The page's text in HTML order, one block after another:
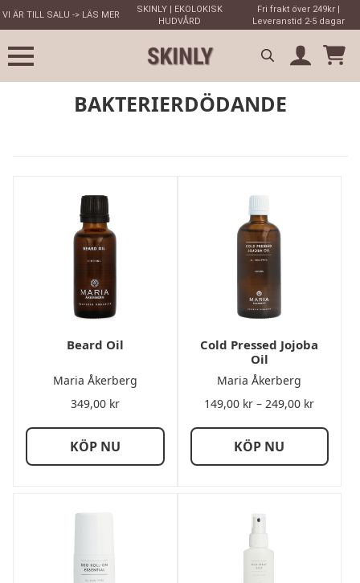
VI ÄR TILL SALU -> LÄS MER
SKINLY | EKOLOKISK
HUDVÅRD
Fri frakt över 249kr |
Leveranstid 2-5 dagar
Search
for:
BAKTERIERDÖDANDE
Beard Oil
Maria Åkerberg
349,00 kr
KÖP NU
Cold Pressed Jojoba
Oil
Maria Åkerberg
149,00 kr – 249,00 kr
till
KÖP NU